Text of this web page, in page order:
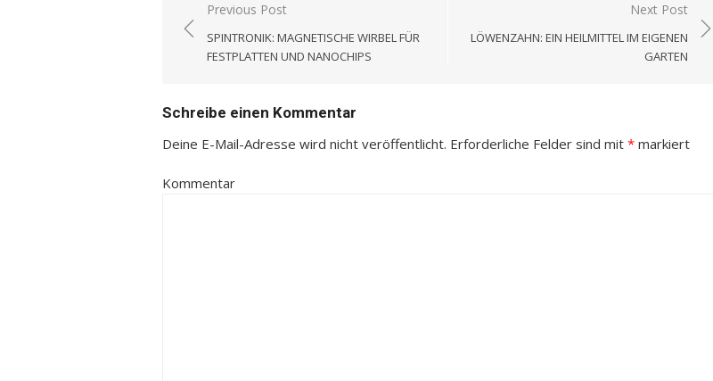
Beitrags-
Navigation
Previous Post
SPINTRONIK: MAGNETISCHE WIRBEL FÜR
FESTPLATTEN UND NANOCHIPS
Next Post
LÖWENZAHN: EIN HEILMITTEL IM EIGENEN
GARTEN
Schreibe einen Kommentar
Deine E-Mail-Adresse wird nicht veröffentlicht. Erforderliche Felder sind mit * markiert
Kommentar